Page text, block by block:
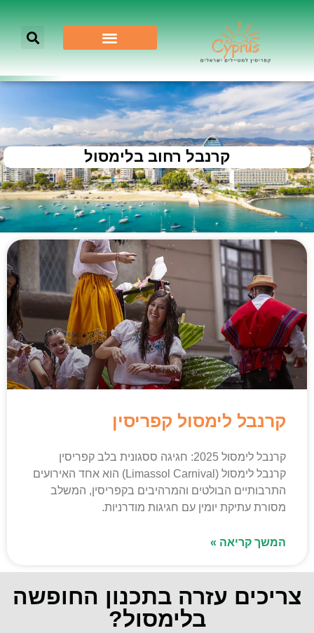
קרנבל רחוב בלימסול
קרנבל לימסול קפריסין
קרנבל לימסול 2025: חגיגה ססגונית בלב קפריסין
קרנבל לימסול (Limassol Carnival) הוא אחד האירועים
התרבותיים הבולטים והמרהיבים בקפריסין, המשלב
מסורת עתיקת יומין עם חגיגות מודרניות.
המשך קריאה »
צריכים עזרה בתכנון החופשה
בלימסול?